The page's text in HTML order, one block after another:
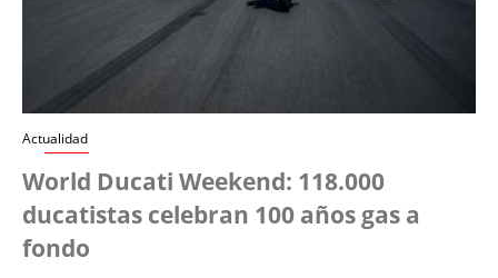
Actualidad
World Ducati Weekend: 118.000
ducatistas celebran 100 años gas a
fondo